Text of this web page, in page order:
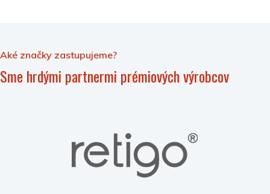
Aké značky zastupujeme?
Sme hrdými partnermi prémiových výrobcov